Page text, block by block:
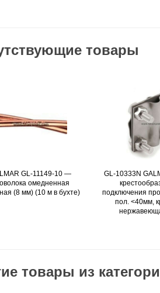
товары
Подробнее
GL-11149-10 —
омедненная
(8 мм) (10 м в бухте)
GL-10333N
подключения
пол. <40мм,
товары из